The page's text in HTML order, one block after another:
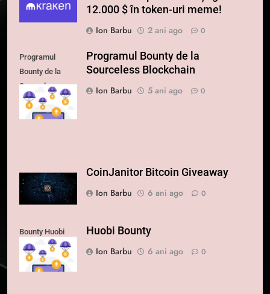
12.000 $ în token-uri meme!
Ion Barbu
2 ani ago 0
Programul
Bounty de la
Sourceless
Blockchain
Programul Bounty de la
Sourceless Blockchain
Ion Barbu
5 ani ago 0
CoinJanitor Bitcoin Giveaway
Ion Barbu
6 ani ago 0
Bounty Huobi
Huobi Bounty
Ion Barbu
6 ani ago 0